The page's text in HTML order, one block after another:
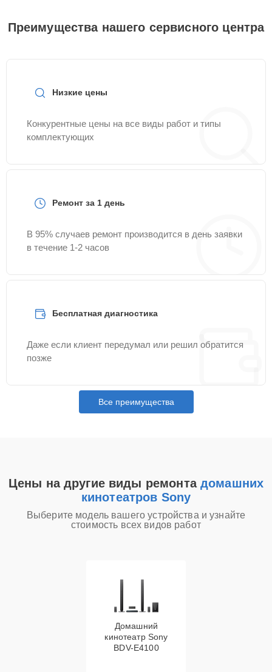
Преимущества нашего сервисного центра
Низкие цены
Конкурентные цены на все виды работ и типы
комплектующих
Ремонт за 1 день
В 95% случаев ремонт производится в день заявки
в течение 1-2 часов
Бесплатная диагностика
Даже если клиент передумал или решил обратится
позже
Все преимущества
Цены на другие виды ремонта домашних
кинотеатров Sony
Выберите модель вашего устройства и узнайте
стоимость всех видов работ
Домашний
кинотеатр Sony
BDV-E4100